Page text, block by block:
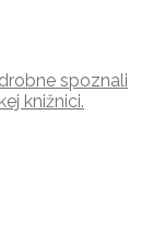
spoznali
knižnici.